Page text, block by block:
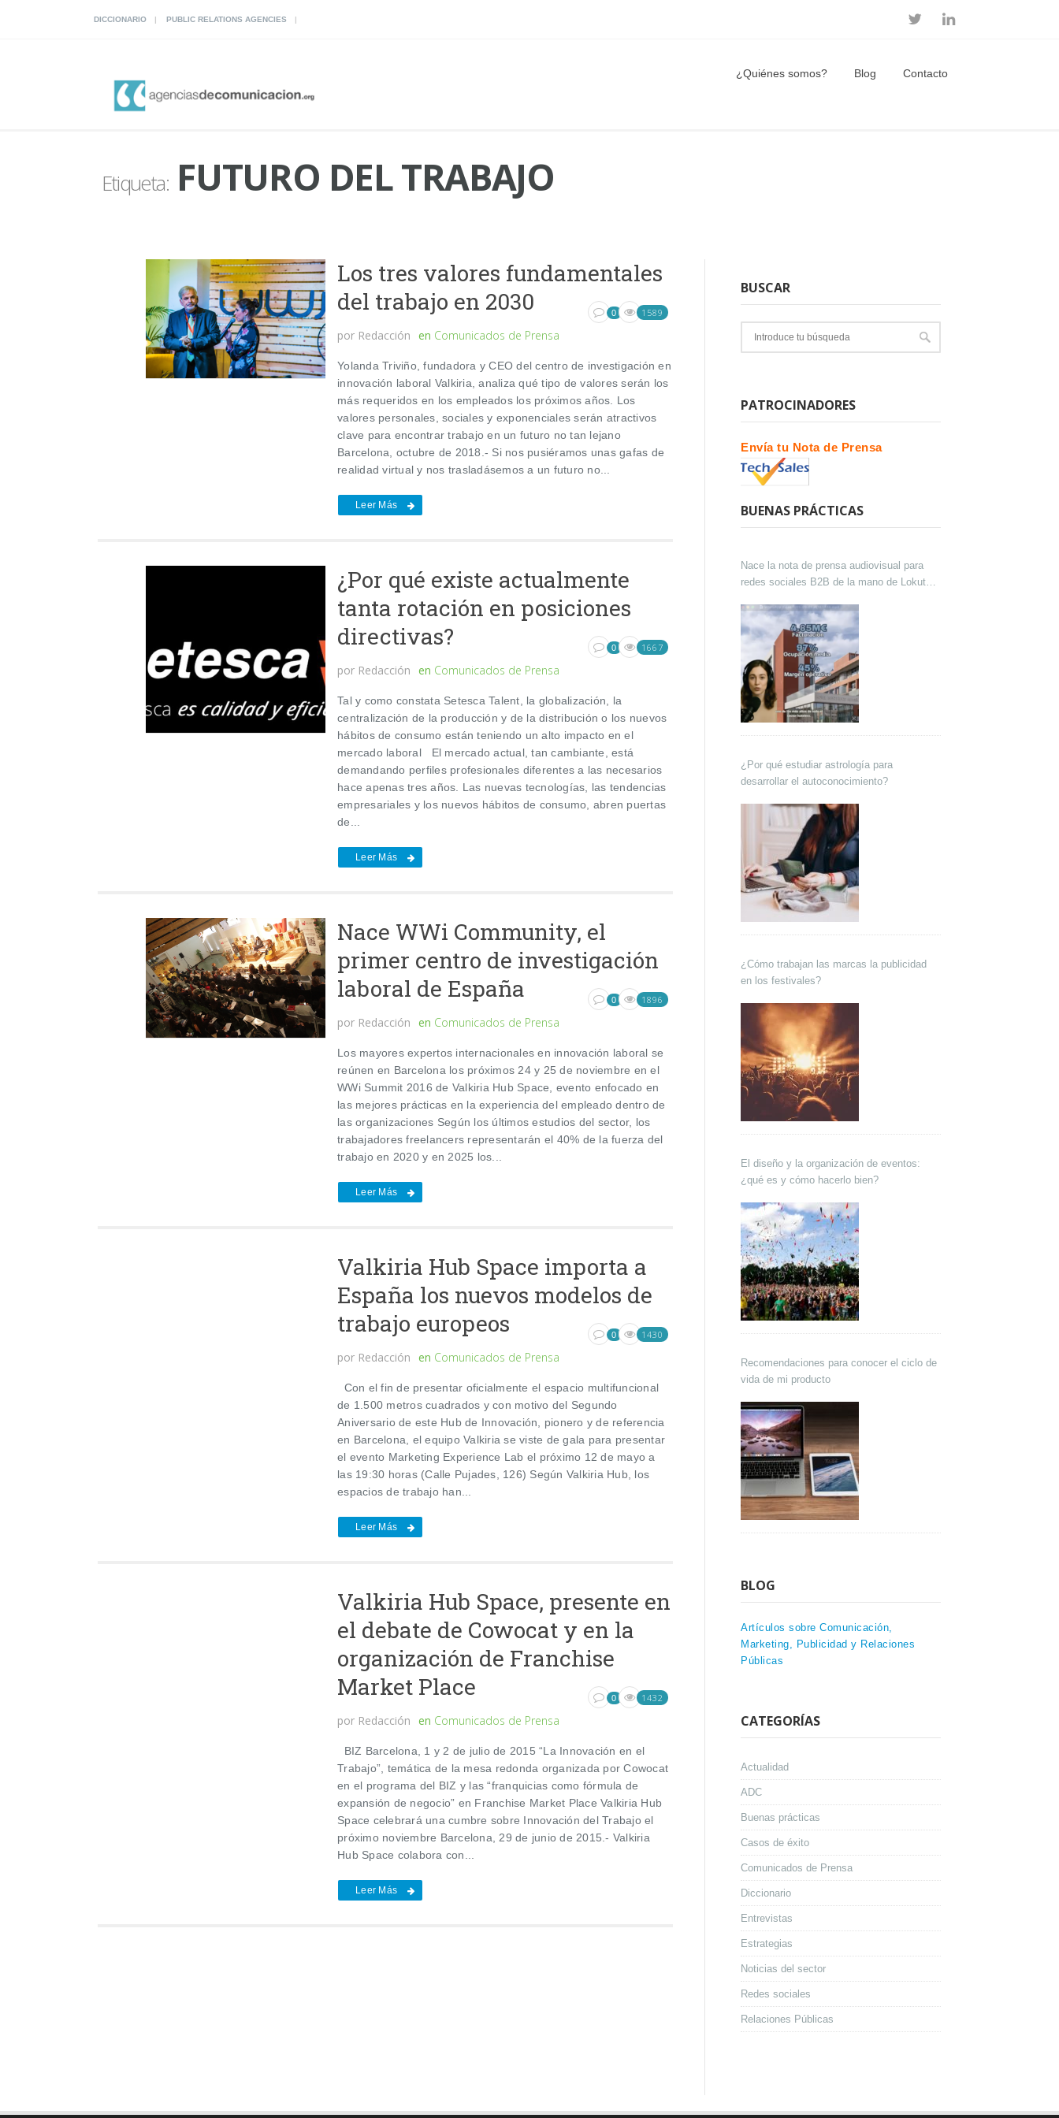
DICCIONARIO PUBLIC RELATIONS AGENCIES
¿Quiénes somos? Blog Contacto
Etiqueta:FUTURO DEL TRABAJO
Los tres valores fundamentales
del trabajo en 2030
por Redacción en Comunicados de Prensa
0 1589
Yolanda Triviño, fundadora y CEO del centro de investigación en
innovación laboral Valkiria, analiza qué tipo de valores serán los
más requeridos en los empleados los próximos años. Los
valores personales, sociales y exponenciales serán atractivos
clave para encontrar trabajo en un futuro no tan lejano
Barcelona, octubre de 2018.- Si nos pusiéramos unas gafas de
realidad virtual y nos trasladásemos a un futuro no...
Leer Más
¿Por qué existe actualmente
tanta rotación en posiciones
directivas?
por Redacción en Comunicados de Prensa
0 1667
Tal y como constata Setesca Talent, la globalización, la
centralización de la producción y de la distribución o los nuevos
hábitos de consumo están teniendo un alto impacto en el
mercado laboral El mercado actual, tan cambiante, está
demandando perfiles profesionales diferentes a las necesarios
hace apenas tres años. Las nuevas tecnologías, las tendencias
empresariales y los nuevos hábitos de consumo, abren puertas
de...
Leer Más
Nace WWi Community, el
primer centro de investigación
laboral de España
por Redacción en Comunicados de Prensa
0 1896
Los mayores expertos internacionales en innovación laboral se
reúnen en Barcelona los próximos 24 y 25 de noviembre en el
WWi Summit 2016 de Valkiria Hub Space, evento enfocado en
las mejores prácticas en la experiencia del empleado dentro de
las organizaciones Según los últimos estudios del sector, los
trabajadores freelancers representarán el 40% de la fuerza del
trabajo en 2020 y en 2025 los...
Leer Más
Valkiria Hub Space importa a
España los nuevos modelos de
trabajo europeos
por Redacción en Comunicados de Prensa
0 1430
Con el fin de presentar oficialmente el espacio multifuncional
de 1.500 metros cuadrados y con motivo del Segundo
Aniversario de este Hub de Innovación, pionero y de referencia
en Barcelona, el equipo Valkiria se viste de gala para presentar
el evento Marketing Experience Lab el próximo 12 de mayo a
las 19:30 horas (Calle Pujades, 126) Según Valkiria Hub, los
espacios de trabajo han...
Leer Más
Valkiria Hub Space, presente en
el debate de Cowocat y en la
organización de Franchise
Market Place
por Redacción en Comunicados de Prensa
0 1432
BIZ Barcelona, 1 y 2 de julio de 2015 “La Innovación en el
Trabajo”, temática de la mesa redonda organizada por Cowocat
en el programa del BIZ y las “franquicias como fórmula de
expansión de negocio” en Franchise Market Place Valkiria Hub
Space celebrará una cumbre sobre Innovación del Trabajo el
próximo noviembre Barcelona, 29 de junio de 2015.- Valkiria
Hub Space colabora con...
Leer Más
BUSCAR
PATROCINADORES
Envía tu Nota de Prensa
BUENAS PRÁCTICAS
Nace la nota de prensa audiovisual para
redes sociales B2B de la mano de Lokutor
¿Por qué estudiar astrología para
desarrollar el autoconocimiento?
¿Cómo trabajan las marcas la publicidad
en los festivales?
El diseño y la organización de eventos:
¿qué es y cómo hacerlo bien?
Recomendaciones para conocer el ciclo de
vida de mi producto
BLOG
Artículos sobre Comunicación,
Marketing, Publicidad y Relaciones
Públicas
CATEGORÍAS
Actualidad
ADC
Buenas prácticas
Casos de éxito
Comunicados de Prensa
Diccionario
Entrevistas
Estrategias
Noticias del sector
Redes sociales
Relaciones Públicas